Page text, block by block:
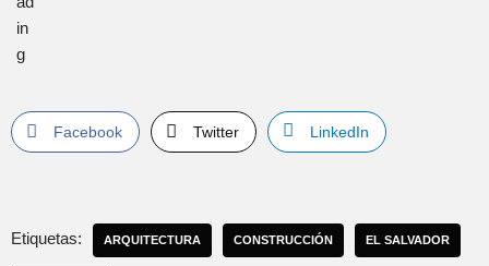
Facebook Twitter LinkedIn
Etiquetas: ARQUITECTURA CONSTRUCCIÓN EL SALVADOR